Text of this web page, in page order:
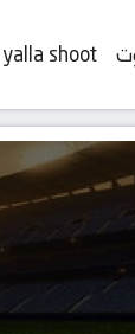
yalla shoot